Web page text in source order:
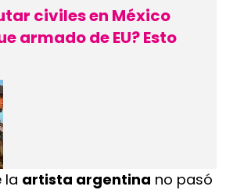
civiles en México
armado de EU? Esto
la artista argentina no pasó